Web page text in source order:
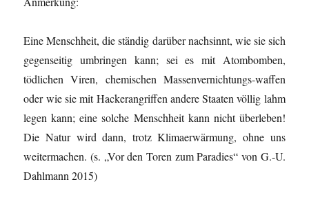
Eine Menschheit, die ständig darüber nachsinnt, wie sie sich
gegenseitig umbringen kann; sei es mit Atombomben,
tödlichen Viren, chemischen Massenvernichtungs-waffen
oder wie sie mit Hackerangriffen andere Staaten völlig lahm
legen kann; eine solche Menschheit kann nicht überleben!
Die Natur wird dann, trotz Klimaerwärmung, ohne uns
weitermachen. (s. „Vor den Toren zum Paradies“ von G.-U.
Dahlmann 2015)